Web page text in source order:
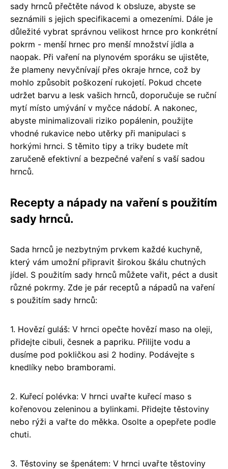
sady hrnců přečtěte návod k obsluze, abyste se
seznámili s jejich specifikacemi a omezeními. Dále je
důležité vybrat správnou velikost hrnce pro konkrétní
pokrm - menší hrnec pro menší množství jídla a
naopak. Při vaření na plynovém sporáku se ujistěte,
že plameny nevyčnívají přes okraje hrnce, což by
mohlo způsobit poškození rukojetí. Pokud chcete
udržet barvu a lesk vašich hrnců, doporučuje se ruční
mytí místo umývání v myčce nádobí. A nakonec,
abyste minimalizovali riziko popálenin, použijte
vhodné rukavice nebo utěrky při manipulaci s
horkými hrnci. S těmito tipy a triky budete mít
zaručeně efektivní a bezpečné vaření s vaší sadou
hrnců.
Recepty a nápady na vaření s použitím
sady hrnců.
Sada hrnců je nezbytným prvkem každé kuchyně,
který vám umožní připravit širokou škálu chutných
jídel. S použitím sady hrnců můžete vařit, péct a dusit
různé pokrmy. Zde je pár receptů a nápadů na vaření
s použitím sady hrnců:
1. Hovězí guláš: V hrnci opečte hovězí maso na oleji,
přidejte cibuli, česnek a papriku. Přilijte vodu a
dusíme pod pokličkou asi 2 hodiny. Podávejte s
knedlíky nebo bramborami.
2. Kuřecí polévka: V hrnci uvařte kuřecí maso s
kořenovou zeleninou a bylinkami. Přidejte těstoviny
nebo rýži a vařte do měkka. Osolte a opepřete podle
chuti.
3. Těstoviny se špenátem: V hrnci uvařte těstoviny